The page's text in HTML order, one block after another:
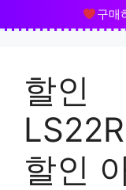
구매
content할인
할인